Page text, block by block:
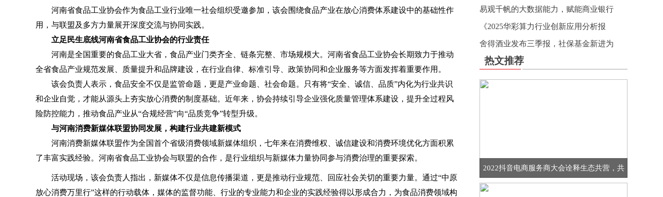
河南省食品工业协会作为食品工业行业唯一社会组织受邀参加，该会围绕食品产业在放心消费体系建设中的基础性作
用，与联盟及多方力量展开深度交流与协同实践。
立足民生底线河南省食品工业协会的行业责任
河南是全国重要的食品工业大省，食品产业门类齐全、链条完整、市场规模大。河南省食品工业协会长期致力于推动
全省食品产业规范发展、质量提升和品牌建设，在行业自律、标准引导、政策协同和企业服务等方面发挥着重要作用。
该会负责人表示，食品安全不仅是监管命题，更是产业命题、社会命题。只有将“安全、诚信、品质”内化为行业共识
和企业自觉，才能从源头上夯实放心消费的制度基础。近年来，协会持续引导企业强化质量管理体系建设，提升全过程风
险防控能力，推动食品产业从“合规经营”向“品质竞争”转型升级。
与河南消费新媒体联盟协同发展，构建行业共建新模式
河南消费新媒体联盟作为全国首个省级消费领域新媒体组织，七年来在消费维权、诚信建设和消费环境优化方面积累
了丰富实践经验。河南省食品工业协会与联盟的合作，是行业组织与新媒体力量协同参与消费治理的重要探索。
活动现场，该会负责人指出，新媒体不仅是信息传播渠道，更是推动行业规范、回应社会关切的重要力量。通过“中原
放心消费万里行”这样的行动载体，媒体的监督功能、行业的专业能力和企业的实践经验得以形成合力，为食品消费领域构
易观千帆的大数据能力，赋能商业银行
《2025华彩算力行业创新应用分析报
舍得酒业发布三季报，社保基金新进为
热文推荐
2022抖音电商服务商大会诠释生态共营，共